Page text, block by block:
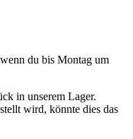
du bis Montag um
in unserem Lager.
wird, könnte dies das